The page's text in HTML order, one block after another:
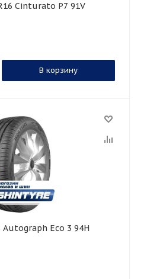
R16 Cinturato P7 91V
В корзину
Autograph Eco 3 94H